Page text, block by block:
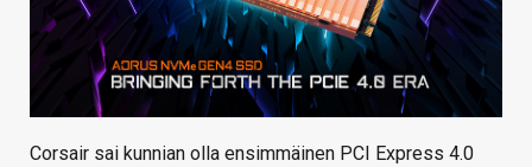
Corsair sai kunnian olla ensimmäinen PCI Express 4.0